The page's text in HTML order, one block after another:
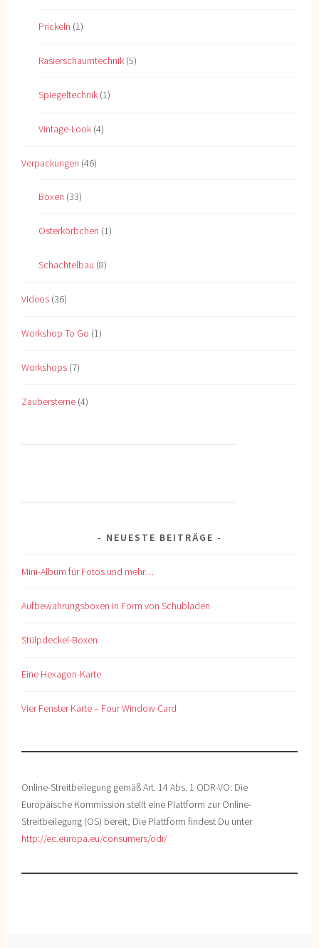
Prickeln (1)
Rasierschaumtechnik (5)
Spiegeltechnik (1)
Vintage-Look (4)
Verpackungen (46)
Boxen (33)
Osterkörbchen (1)
Schachtelbau (8)
Videos (36)
Workshop To Go (1)
Workshops (7)
Zaubersterne (4)
NEUESTE BEITRÄGE
Mini-Album für Fotos und mehr…
Aufbewahrungsboxen in Form von Schubladen
Stülpdeckel-Boxen
Eine Hexagon-Karte
Vier Fenster Karte – Four Window Card
Online-Streitbeilegung gemäß Art. 14 Abs. 1 ODR-VO: Die
Europäische Kommission stellt eine Plattform zur Online-
Streitbeilegung (OS) bereit, Die Plattform findest Du unter
http://ec.europa.eu/consumers/odr/